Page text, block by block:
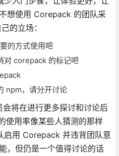
想使用 Corepack 的团队采
的立场：
的方式使用吧
对 corepack 的标记吧
npm，请分开讨论
将在进行更多探讨和讨论后
使用率像某些人猜测的那样
启用 Corepack 并违背团队意
，但仍是一个值得讨论的话